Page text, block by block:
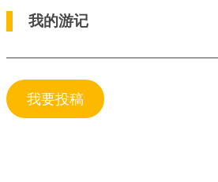
我的游记
我要投稿